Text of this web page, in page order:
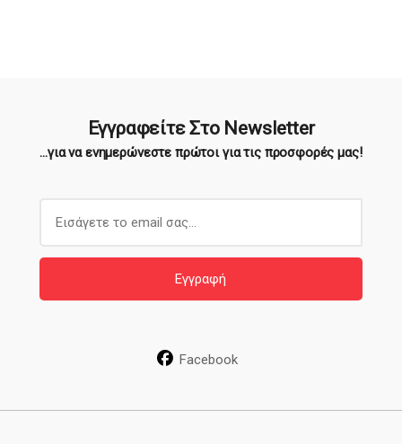
Εγγραφείτε Στο Newsletter
...για να ενημερώνεστε πρώτοι για τις προσφορές μας!
l
Εγγραφή
Facebook